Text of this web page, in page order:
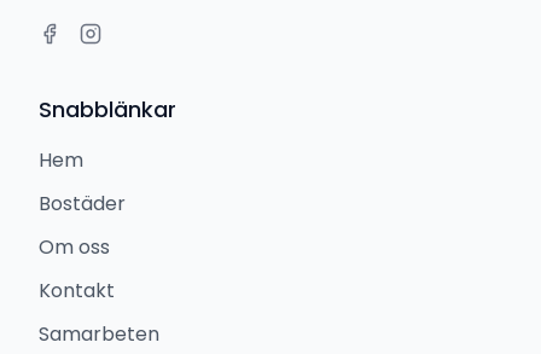
Snabblänkar
Hem
Bostäder
Om oss
Kontakt
Samarbeten